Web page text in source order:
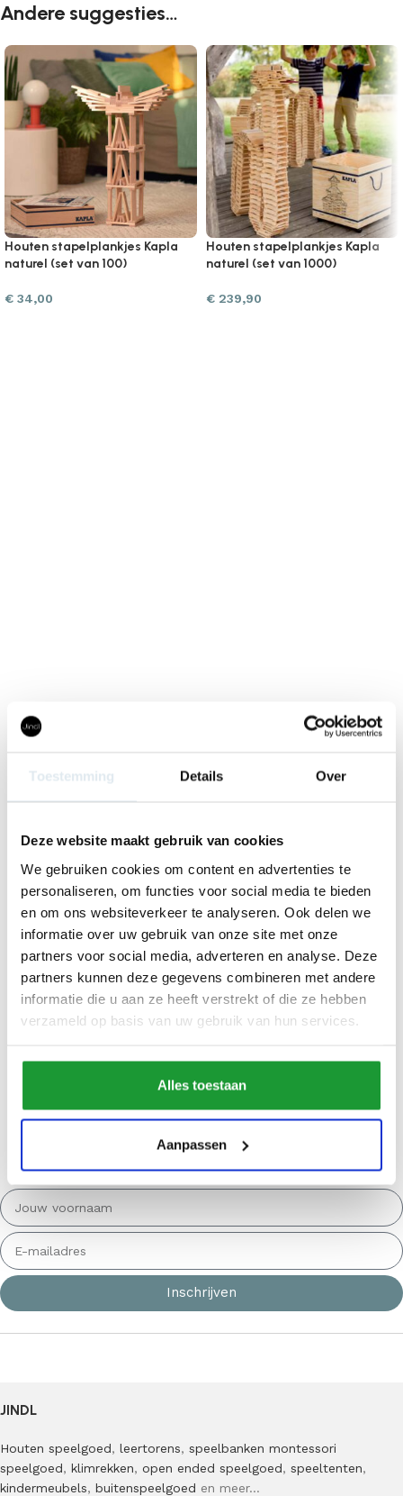
Toestemming Details Over
Deze website maakt gebruik van cookies
We gebruiken cookies om content en advertenties te
personaliseren, om functies voor social media te bieden
en om ons websiteverkeer te analyseren. Ook delen we
informatie over uw gebruik van onze site met onze
partners voor social media, adverteren en analyse. Deze
partners kunnen deze gegevens combineren met andere
informatie die u aan ze heeft verstrekt of die ze hebben
verzameld op basis van uw gebruik van hun services.
Alles toestaan
Aanpassen
Andere suggesties…
Houten stapelplankjes Kapla
naturel (set van 100)
€ 34,00
Houten stapelplankjes Kapla
naturel (set van 1000)
€ 239,90
WIL JE €5,00 KORTING* OP JE EERSTE
BESTELLING?
Schrijf je dan in voor onze nieuwsbrief en ontvang de leukste
acties en inspiraties van Jindl. *De minimale bestelwaarde is
Inschrijven
JINDL
Houten speelgoed, leertorens, speelbanken montessori
speelgoed, klimrekken, open ended speelgoed, speeltenten,
kindermeubels, buitenspeelgoed en meer…